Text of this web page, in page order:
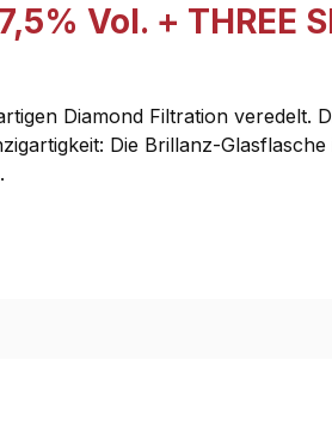
Vol. + THREE
Diamond Filtration veredelt.
Die Brillanz-